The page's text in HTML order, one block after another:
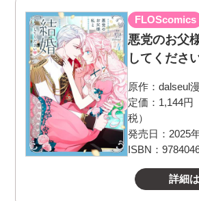
FLOScomics
悪党のお父
してくださ
原作： dalseul
定価：1,144円
税）
発売日：2025
ISBN：
詳細